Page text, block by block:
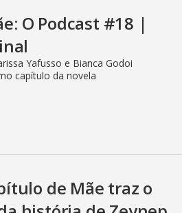
O Podcast #18 |
Yafusso e Bianca Godoi
capítulo da novela
de Mãe traz o